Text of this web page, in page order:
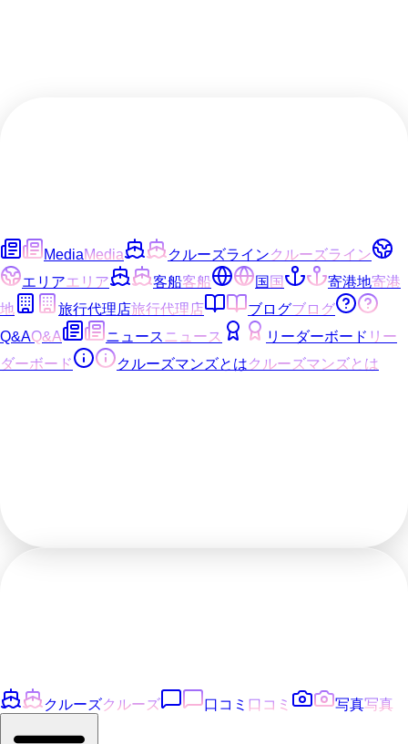
MediaMedia クルーズラインクルーズライン
エリアエリア 客船客船 国国 寄港地寄港
地
旅行代理店旅行代理店 ブログブログ
Q&AQ&A ニュース ニュース リーダーボード リー
ダーボード
クルーズマンズとはクルーズマンズとは
クルーズクルーズ 口コミ 口コミ 写真写真